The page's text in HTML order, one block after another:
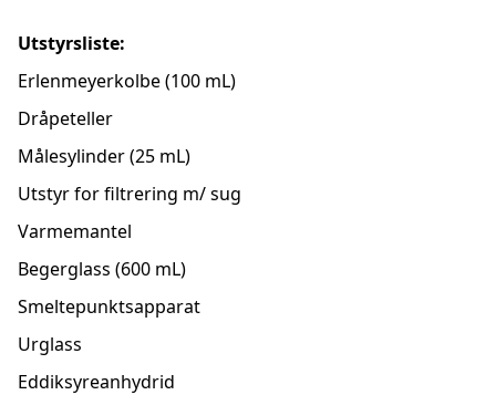
Utstyrsliste:
Erlenmeyerkolbe (100 mL)
Dråpeteller
Målesylinder (25 mL)
Utstyr for filtrering m/ sug
Varmemantel
Begerglass (600 mL)
Smeltepunktsapparat
Urglass
Eddiksyreanhydrid